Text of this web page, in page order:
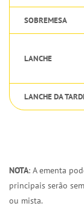
SOBREMESA
LANCHE
LANCHE DA
NOTA: A ementa
principais serão
ou mista.